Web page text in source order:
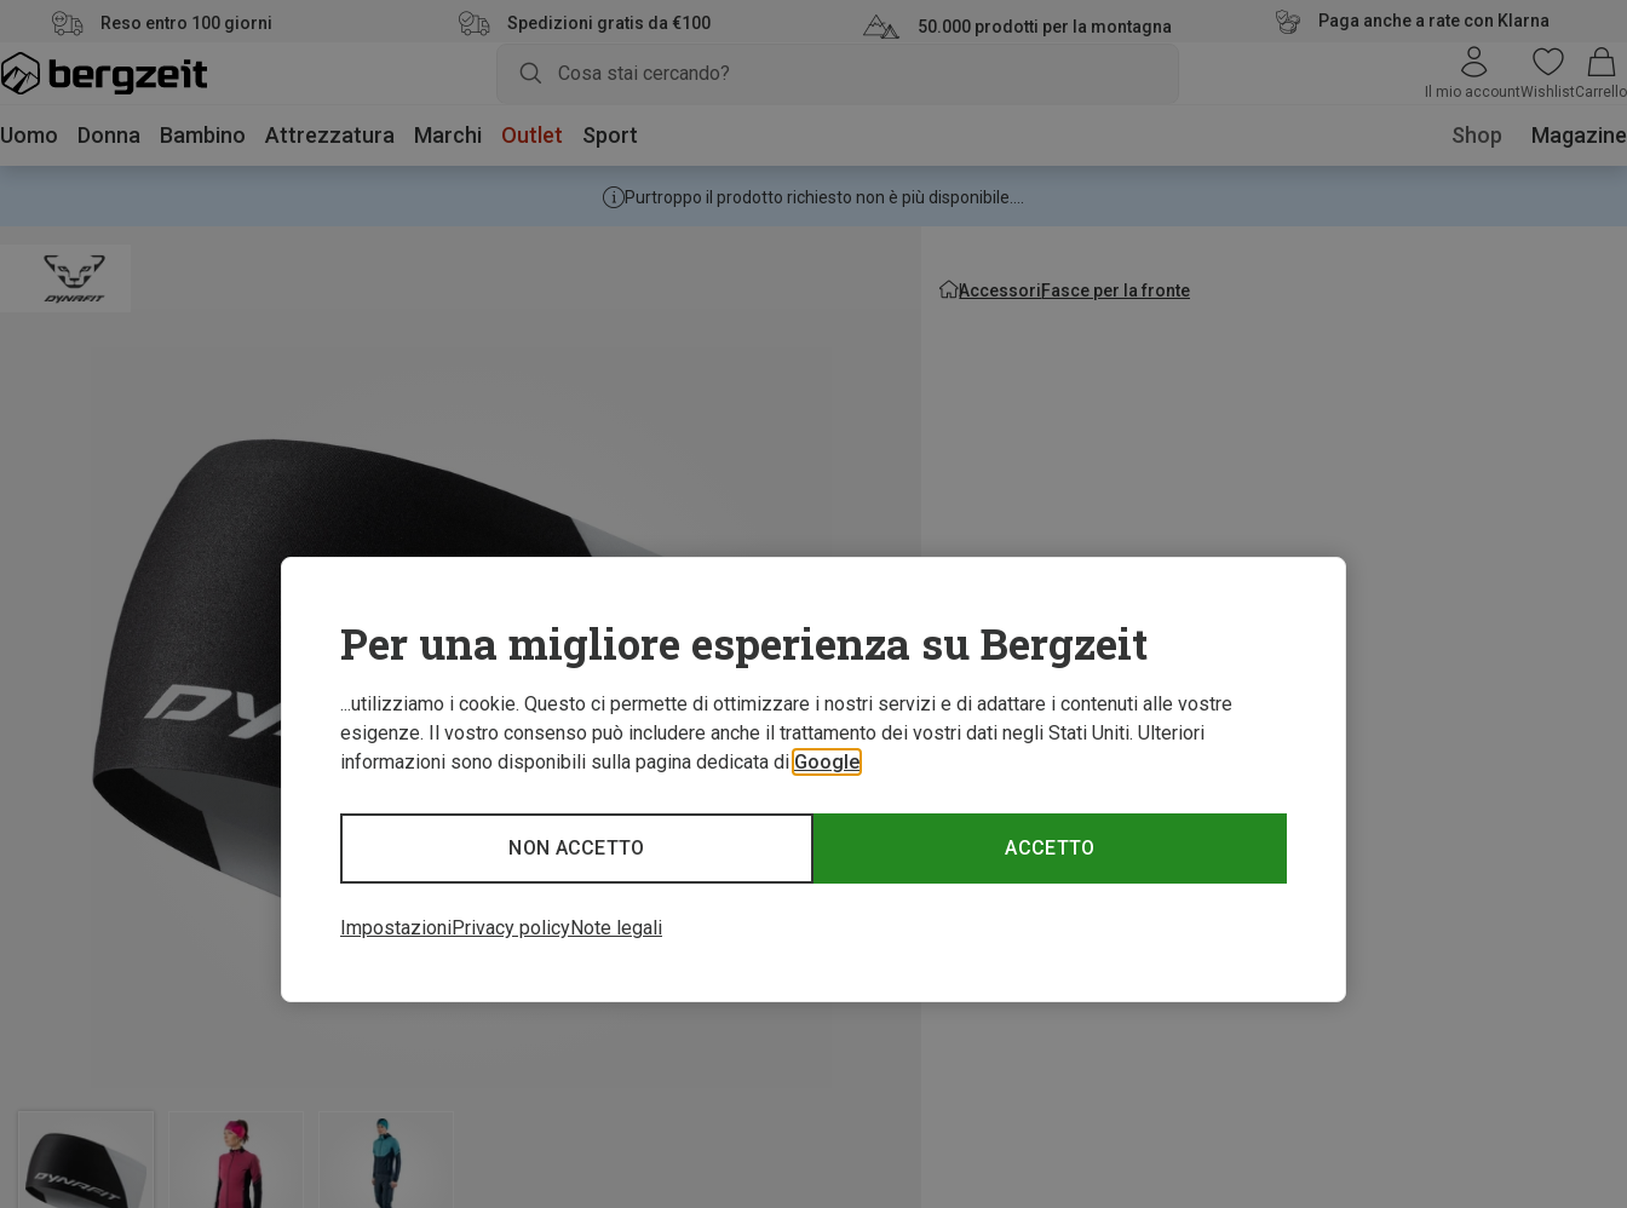
Reso entro 100 giorni Spedizioni gratis da €100 50.000 prodotti per la montagna Paga anche a rate con Klarna
Il mio accountWishlistCarrello
Uomo Donna Bambino Attrezzatura Marchi Outlet Sport Shop Magazine
Purtroppo il prodotto richiesto non è più disponibile....
AccessoriFasce per la fronte
Per una migliore esperienza su Bergzeit
...utilizziamo i cookie. Questo ci permette di ottimizzare i nostri servizi e di adattare i contenuti alle vostre
esigenze. Il vostro consenso può includere anche il trattamento dei vostri dati negli Stati Uniti. Ulteriori
informazioni sono disponibili sulla pagina dedicata di Google
ACCETTO
NON ACCETTO
ImpostazioniPrivacy policyNote legali